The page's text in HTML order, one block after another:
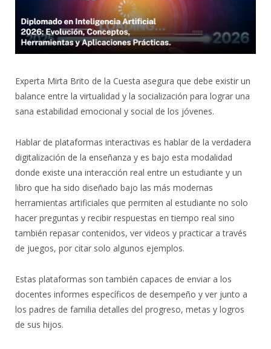
Experta Mirta Brito de la Cuesta asegura que debe existir un
balance entre la virtualidad y la socialización para lograr una
sana estabilidad emocional y social de los jóvenes.
Hablar de plataformas interactivas es hablar de la verdadera
digitalización de la enseñanza y es bajo esta modalidad
donde existe una interacción real entre un estudiante y un
libro que ha sido diseñado bajo las más modernas
herramientas artificiales que permiten al estudiante no solo
hacer preguntas y recibir respuestas en tiempo real sino
también repasar contenidos, ver videos y practicar a través
de juegos, por citar solo algunos ejemplos.
Estas plataformas son también capaces de enviar a los
docentes informes específicos de desempeño y ver junto a
los padres de familia detalles del progreso, metas y logros
de sus hijos.